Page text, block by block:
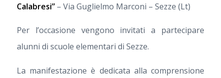
Calabresi”– Via Guglielmo Marconi – Sezze (Lt)
Per l’occasione vengono invitati a partecipare
alunni di scuole elementari di Sezze.
La manifestazione è dedicata alla comprensione